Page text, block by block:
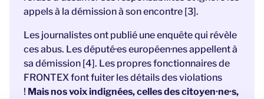
appels à la démission à son encontre [3].
Les journalistes ont publié une enquête qui révèle
ces abus. Les député·es européen·nes appellent à
sa démission [4]. Les propres fonctionnaires de
FRONTEX font fuiter les détails des violations
! Mais nos voix indignées, celles des citoyen·ne·s,